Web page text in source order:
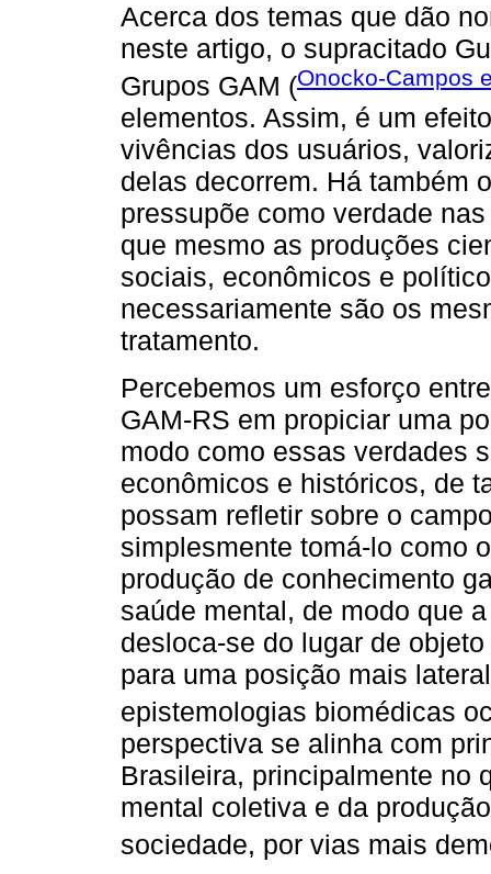
Acerca dos temas que dão
neste artigo, o supracitado
Grupos GAM (Onocko-Campos
elementos. Assim, é um
vivências dos usuários,
delas decorrem. Há também
pressupõe como verdade
que mesmo as produções
sociais, econômicos e
necessariamente são os
tratamento.
Percebemos um esforço
GAM-RS em propiciar uma
modo como essas verdades
econômicos e históricos, de
possam refletir sobre o
simplesmente tomá-lo como
produção de conhecimento
saúde mental, de modo que
desloca-se do lugar de
para uma posição mais
epistemologias biomédicas
perspectiva se alinha com
Brasileira, principalmente no
mental coletiva e da
sociedade, por vias mais